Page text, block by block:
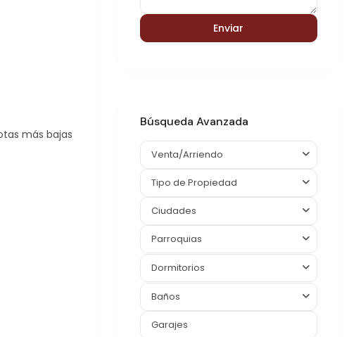
más bajas
Búsqueda Avanzada
Venta/Arriendo
Tipo de Propiedad
Ciudades
Parroquias
Dormitorios
Baños